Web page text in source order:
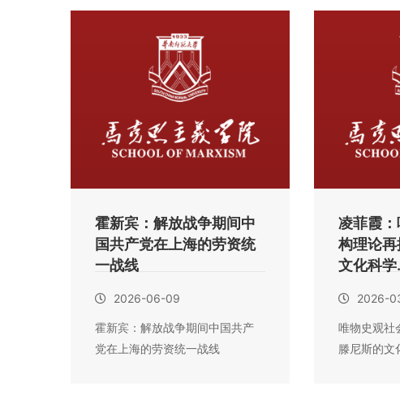
霍新宾：解放战争期间中
国共产党在上海的劳资统
一战线
2026-06-09
霍新宾：解放战争期间中国共产
党在上海的劳资统一战线
凌菲霞
构理论
文化科学
2026-
唯物史观社
滕尼斯的文